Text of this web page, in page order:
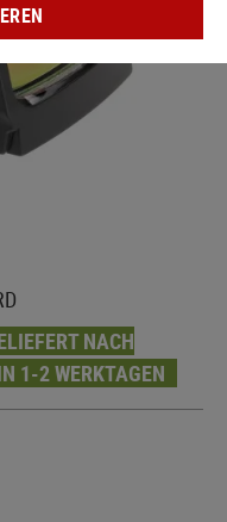
NACH
1-2 WERKTAGEN